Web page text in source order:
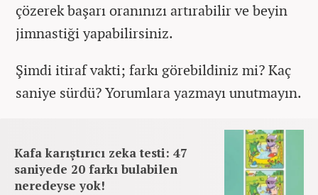
çözerek başarı oranınızı artırabilir ve beyin
jimnastiği yapabilirsiniz.
Şimdi itiraf vakti; farkı görebildiniz mi? Kaç
saniye sürdü? Yorumlara yazmayı unutmayın.
Kafa karıştırıcı zeka testi: 47
saniyede 20 farkı bulabilen
neredeyse yok!